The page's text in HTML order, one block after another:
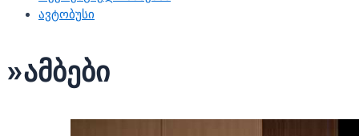
ავტობუსი
»ამბები